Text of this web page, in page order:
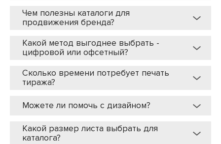
Чем полезны каталоги для
продвижения бренда?
Какой метод выгоднее выбрать -
цифровой или офсетный?
Сколько времени потребует печать
тиража?
Можете ли помочь с дизайном?
Какой размер листа выбрать для
каталога?